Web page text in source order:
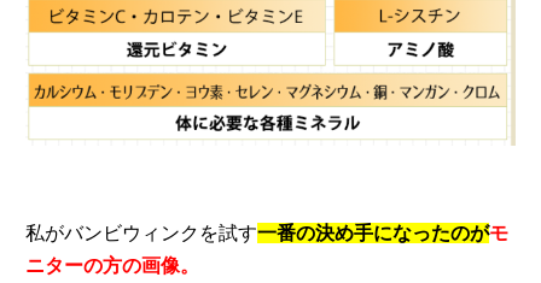
私がバンビウィンクを試す一番の決め手になったのがモ
ニターの方の画像。